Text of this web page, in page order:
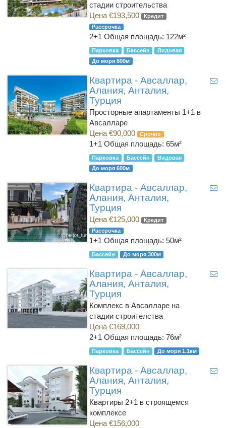
стадии строительства
Цена €193,500
Кредит
Рассрочка
2+1 Общая площадь: 122м²
Парковка Бассейн
Видовая
До моря 800м
Квартира - Авсаллар,
Алания, Анталия,
Турция
Просторные апартаменты 1+1 в
Авсалларе
Цена €90,000
Срочно
1+1 Общая площадь: 65м²
Парковка Бассейн
Видовая
До моря 600м
Квартира - Авсаллар,
Алания, Анталия,
Турция
Цена €125,000
Кредит
Рассрочка
1+1 Общая площадь: 50м²
Бассейн До моря 300м
Квартира - Авсаллар,
Алания, Анталия,
Турция
Комплекс в Авсалларе на
стадии строителства
Цена €169,000
2+1 Общая площадь: 76м²
Парковка Бассейн До моря 1.1км
Квартира - Авсаллар,
Алания, Анталия,
Турция
Квартиры 2+1 в строящемся
комплексе
Цена €156,000